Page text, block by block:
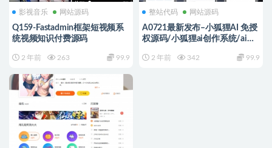
影视音乐 网站源码
Q159-Fastadmin框架短视频系
统视频知识付费源码
2 年前 263 99.9
整站代码 网站源码
A0721最新发布–小狐狸AI 免授
权源码/小狐狸ai创作系统/ai智
2 年前 342 99.9